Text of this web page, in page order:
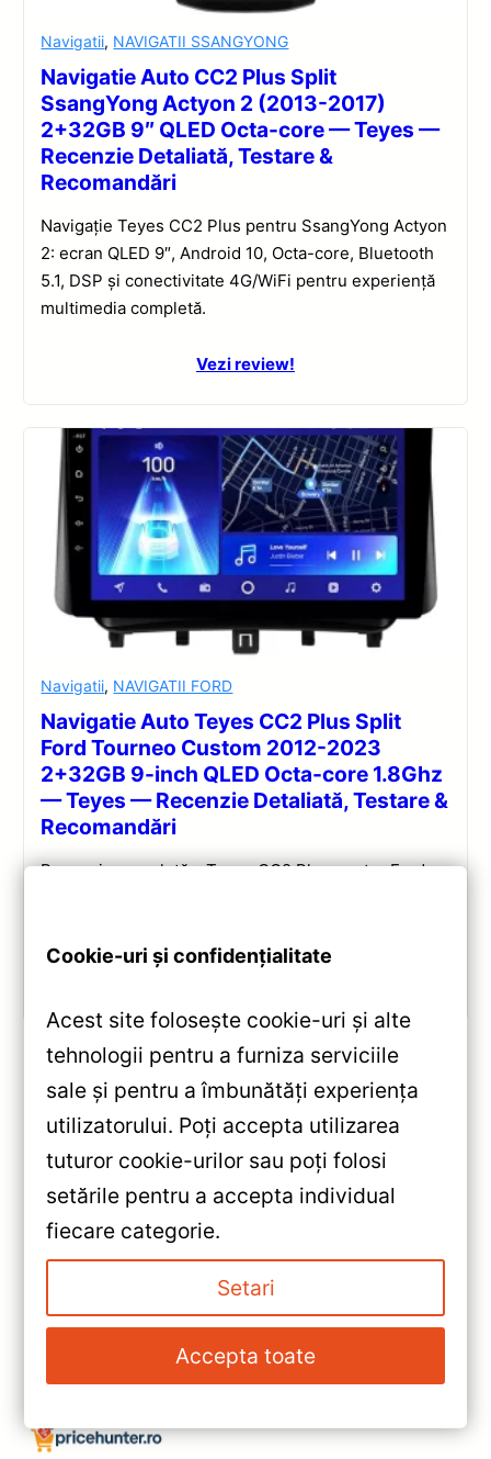
Navigatii, NAVIGATII SSANGYONG
Navigatie Auto CC2 Plus Split
SsangYong Actyon 2 (2013-2017)
2+32GB 9″ QLED Octa-core — Teyes —
Recenzie Detaliată, Testare &
Recomandări
Navigație Teyes CC2 Plus pentru SsangYong Actyon
2: ecran QLED 9″, Android 10, Octa-core, Bluetooth
5.1, DSP și conectivitate 4G/WiFi pentru experiență
multimedia completă.
Vezi review!
Navigatii, NAVIGATII FORD
Navigatie Auto Teyes CC2 Plus Split
Ford Tourneo Custom 2012-2023
2+32GB 9-inch QLED Octa-core 1.8Ghz
— Teyes — Recenzie Detaliată, Testare &
Recomandări
Recenzie completă a Teyes CC2 Plus pentru Ford
«Navigatie Auto Teyes CC3 360°
9" QLED 6+128GB — Recenzie
DetaliatĄ, Testare &
Recomandări
Navigație Auto Teyes CC2 Plus
Opel Insignia 2008-2013 9″
QLED, 4+32GB — Recenzie
Detaliată, Testare &
Recomandări
Cookie-uri și confidențialitate
Acest site folosește cookie-uri și alte
tehnologii pentru a furniza serviciile
sale și pentru a îmbunătăți experiența
utilizatorului. Poți accepta utilizarea
tuturor cookie-urilor sau poți folosi
setările pentru a accepta individual
fiecare categorie.
Setari
Accepta toate